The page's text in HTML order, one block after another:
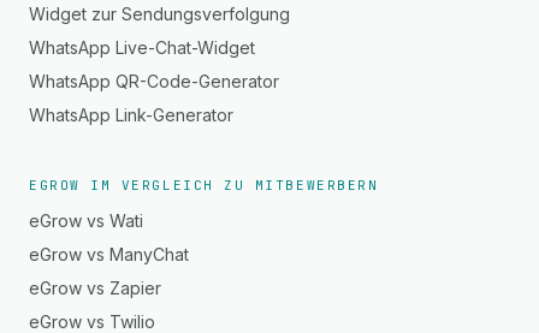
Widget zur Sendungsverfolgung
WhatsApp Live-Chat-Widget
WhatsApp QR-Code-Generator
WhatsApp Link-Generator
EGROW IM VERGLEICH ZU MITBEWERBERN
eGrow vs Wati
eGrow vs ManyChat
eGrow vs Zapier
eGrow vs Twilio